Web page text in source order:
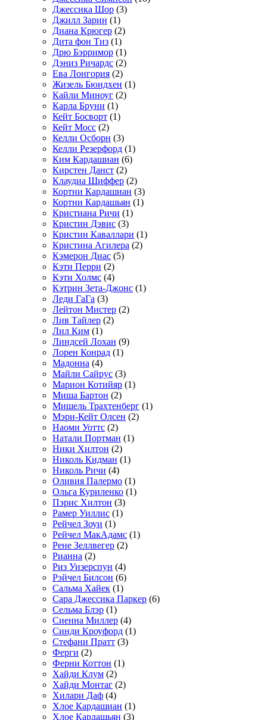
Джессика Шор (3)
Джилл Зарин (1)
Диана Крюгер (2)
Дита фон Тиз (1)
Дрю Бэрримор (1)
Дэниз Ричардс (2)
Ева Лонгория (2)
Жизель Бюндхен (1)
Кайли Миноуг (2)
Карла Бруни (1)
Кейт Босворт (1)
Кейт Мосс (2)
Келли Осборн (3)
Келли Резерфорд (1)
Ким Кардашиан (6)
Кирстен Данст (2)
Клаудиа Шиффер (2)
Кортни Кардашиан (3)
Кортни Кардашьян (1)
Кристиана Ричи (1)
Кристин Дэвис (3)
Кристин Каваллари (1)
Кристина Агилера (2)
Кэмерон Диас (5)
Кэти Перри (2)
Кэти Холмс (4)
Кэтрин Зета-Джонс (1)
Леди ГаГа (3)
Лейтон Мистер (2)
Лив Тайлер (2)
Лил Ким (1)
Линдсей Лохан (9)
Лорен Конрад (1)
Мадонна (4)
Майли Сайрус (3)
Марион Котийяр (1)
Миша Бартон (2)
Мишель Трахтенберг (1)
Мэри-Кейт Олсен (2)
Наоми Уоттс (2)
Натали Портман (1)
Ники Хилтон (2)
Николь Кидман (1)
Николь Ричи (4)
Оливия Палермо (1)
Ольга Куриленко (1)
Пэрис Хилтон (3)
Рамер Уиллис (1)
Рейчел Зоуи (1)
Рейчел МакАдамс (1)
Рене Зеллвегер (2)
Рианна (2)
Риз Уизерспун (4)
Рэйчел Билсон (6)
Сальма Хайек (1)
Сара Джессика Паркер (6)
Сельма Блэр (1)
Сиенна Миллер (4)
Синди Кроуфорд (1)
Стефани Пратт (3)
Ферги (2)
Ферни Коттон (1)
Хайди Клум (2)
Хайди Монтаг (2)
Хилари Даф (4)
Хлое Кардашиан (1)
Хлое Кардашьян (3)